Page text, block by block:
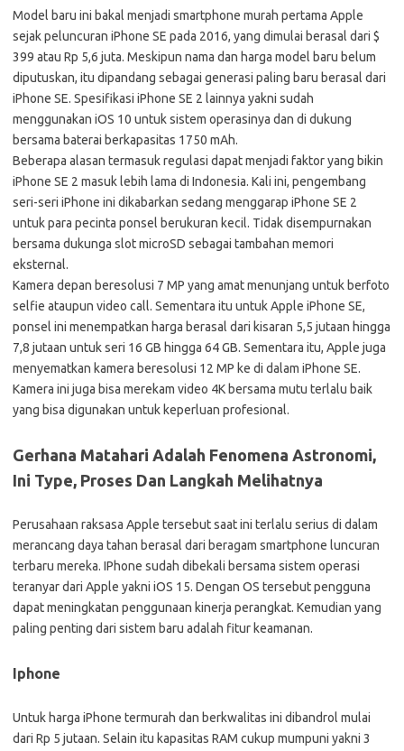
Model baru ini bakal menjadi smartphone murah pertama Apple
sejak peluncuran iPhone SE pada 2016, yang dimulai berasal dari $
399 atau Rp 5,6 juta. Meskipun nama dan harga model baru belum
diputuskan, itu dipandang sebagai generasi paling baru berasal dari
iPhone SE. Spesifikasi iPhone SE 2 lainnya yakni sudah
menggunakan iOS 10 untuk sistem operasinya dan di dukung
bersama baterai berkapasitas 1750 mAh.
Beberapa alasan termasuk regulasi dapat menjadi faktor yang bikin
iPhone SE 2 masuk lebih lama di Indonesia. Kali ini, pengembang
seri-seri iPhone ini dikabarkan sedang menggarap iPhone SE 2
untuk para pecinta ponsel berukuran kecil. Tidak disempurnakan
bersama dukunga slot microSD sebagai tambahan memori
eksternal.
Kamera depan beresolusi 7 MP yang amat menunjang untuk berfoto
selfie ataupun video call. Sementara itu untuk Apple iPhone SE,
ponsel ini menempatkan harga berasal dari kisaran 5,5 jutaan hingga
7,8 jutaan untuk seri 16 GB hingga 64 GB. Sementara itu, Apple juga
menyematkan kamera beresolusi 12 MP ke di dalam iPhone SE.
Kamera ini juga bisa merekam video 4K bersama mutu terlalu baik
yang bisa digunakan untuk keperluan profesional.
Gerhana Matahari Adalah Fenomena Astronomi,
Ini Type, Proses Dan Langkah Melihatnya
Perusahaan raksasa Apple tersebut saat ini terlalu serius di dalam
merancang daya tahan berasal dari beragam smartphone luncuran
terbaru mereka. IPhone sudah dibekali bersama sistem operasi
teranyar dari Apple yakni iOS 15. Dengan OS tersebut pengguna
dapat meningkatan penggunaan kinerja perangkat. Kemudian yang
paling penting dari sistem baru adalah fitur keamanan.
Iphone
Untuk harga iPhone termurah dan berkwalitas ini dibandrol mulai
dari Rp 5 jutaan. Selain itu kapasitas RAM cukup mumpuni yakni 3